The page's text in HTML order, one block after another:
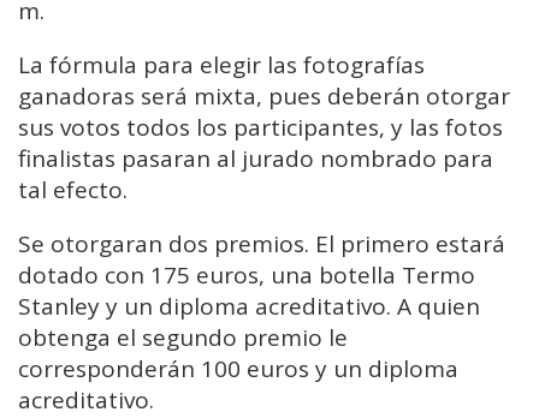
m.
La fórmula para elegir las fotografías
ganadoras será mixta, pues deberán otorgar
sus votos todos los participantes, y las fotos
finalistas pasaran al jurado nombrado para
tal efecto.
Se otorgaran dos premios. El primero estará
dotado con 175 euros, una botella Termo
Stanley y un diploma acreditativo. A quien
obtenga el segundo premio le
corresponderán 100 euros y un diploma
acreditativo.